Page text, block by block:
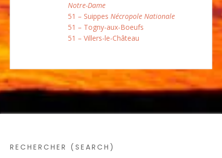
Notre-Dame
51 – Suippes Nécropole Nationale
51 – Togny-aux-Boeufs
51 – Villers-le-Château
RECHERCHER (SEARCH)